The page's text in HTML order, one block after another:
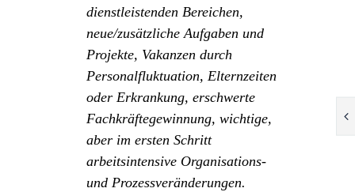
dienstleistenden Bereichen,
neue/zusätzliche Aufgaben und
Projekte, Vakanzen durch
Personalfluktuation, Elternzeiten
oder Erkrankung, erschwerte
Fachkräftegewinnung, wichtige,
aber im ersten Schritt
arbeitsintensive Organisations-
und Prozessveränderungen.